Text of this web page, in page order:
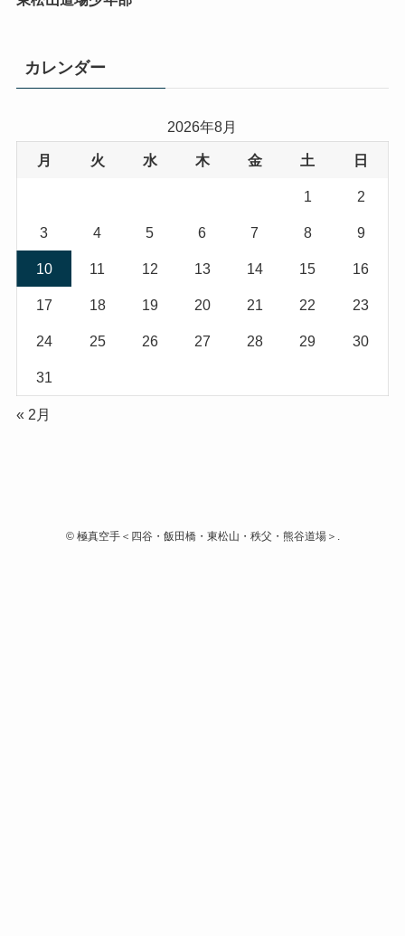
カレンダー
2026年8月
月 火 水 木 金 土 日
1 2
3 4 5 6 7 8 9
10 11 12 13 14 15 16
17 18 19 20 21 22 23
24 25 26 27 28 29 30
31
« 2月
©極真空手＜四谷・飯田橋・東松山・秩父・熊谷道場＞.